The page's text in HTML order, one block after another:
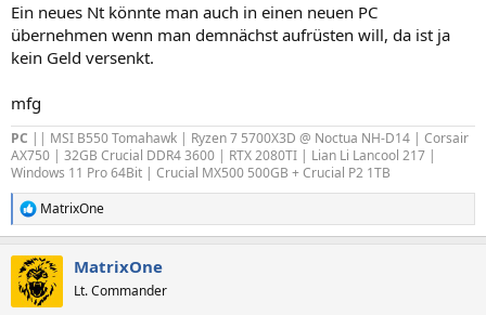
Ein neues Nt könnte man auch in einen neuen PC
übernehmen wenn man demnächst aufrüsten will, da ist ja
kein Geld versenkt.
mfg
PC || MSI B550 Tomahawk | Ryzen 7 5700X3D @ Noctua NH-D14 | Corsair
AX750 | 32GB Crucial DDR4 3600 | RTX 2080TI | Lian Li Lancool 217 |
Windows 11 Pro 64Bit | Crucial MX500 500GB + Crucial P2 1TB
R
e
k
t
i
MatrixOne
MatrixOne
Lt. Commander